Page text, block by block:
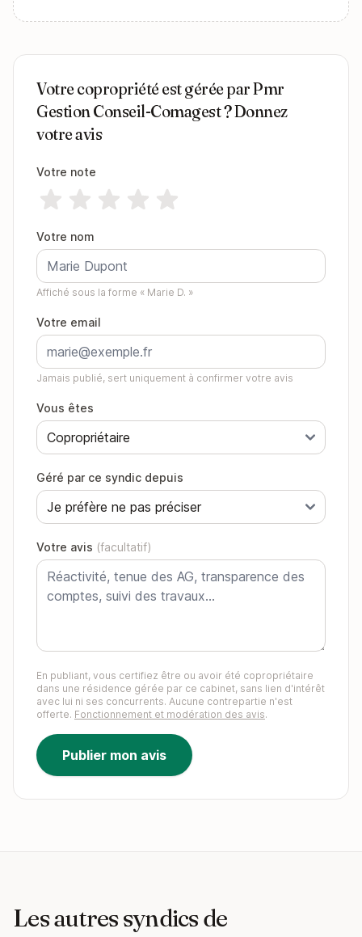
Votre copropriété est gérée par Pmr
Gestion Conseil-Comagest ? Donnez
votre avis
Votre note
Votre nom
Affiché sous la forme « Marie D. »
Votre email
Jamais publié, sert uniquement à confirmer votre avis
Vous êtes
Géré par ce syndic depuis
Votre avis (facultatif)
En publiant, vous certifiez être ou avoir été copropriétaire
dans une résidence gérée par ce cabinet, sans lien d'intérêt
avec lui ni ses concurrents. Aucune contrepartie n'est
offerte. Fonctionnement et modération des avis.
Publier mon avis
Les autres syndics de